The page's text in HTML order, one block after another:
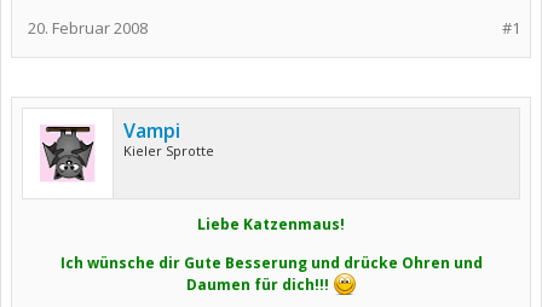
#1
20. Februar 2008
Vampi
Kieler Sprotte
Liebe Katzenmaus!
Ich wünsche dir Gute Besserung und drücke Ohren und
Daumen für dich!!!